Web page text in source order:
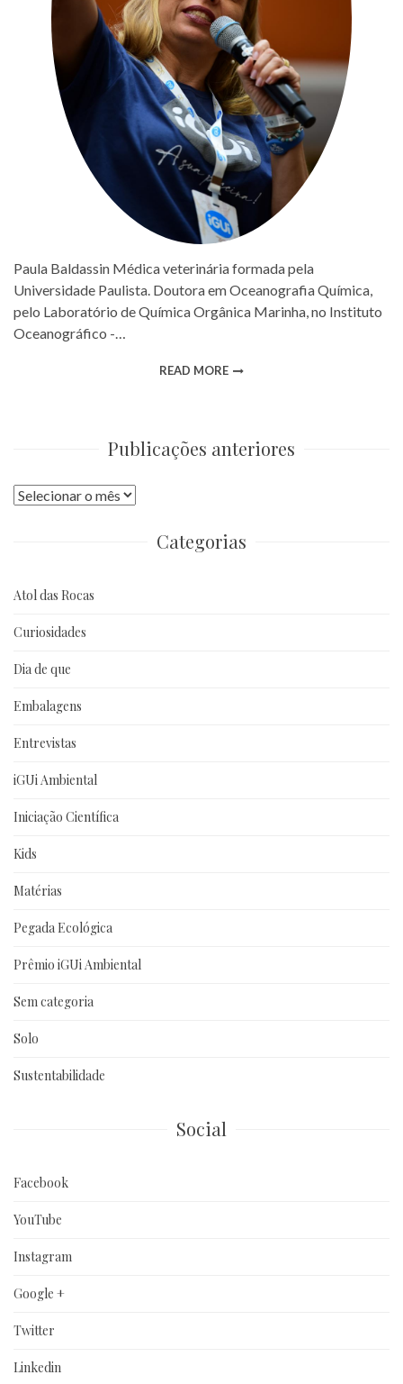
Paula Baldassin Médica veterinária formada pela
Universidade Paulista. Doutora em Oceanografia Química,
pelo Laboratório de Química Orgânica Marinha, no Instituto
Oceanográfico -…
READ MORE
Publicações anteriores
Publicações
Categorias
Atol das Rocas
Curiosidades
Dia de que
Embalagens
Entrevistas
iGUi Ambiental
Iniciação Científica
Kids
Matérias
Pegada Ecológica
Prêmio iGUi Ambiental
Sem categoria
Solo
Sustentabilidade
Social
Facebook
YouTube
Instagram
Google +
Twitter
Linkedin